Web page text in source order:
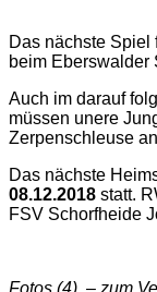
Das nächste Spiel
beim Eberswalder
Auch im darauf
müssen unere
Zerpenschleuse
Das nächste
08.12.2018 statt.
FSV Schorfheide
Fotos (4) – zum